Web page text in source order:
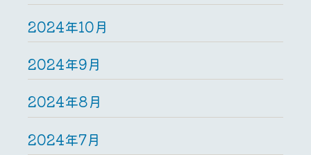
2024年10月
2024年9月
2024年8月
2024年7月